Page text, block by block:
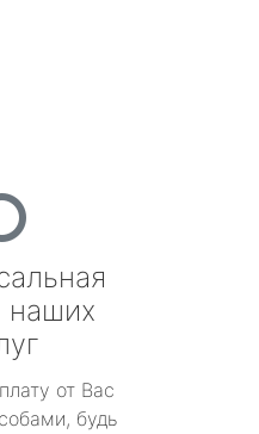
наших
от Вас
будь